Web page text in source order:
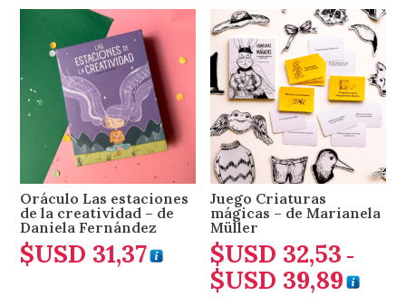
Oráculo Las estaciones
de la creatividad – de
Daniela Fernández
$USD 31,37
Juego Criaturas
mágicas – de Marianela
Müller
$USD 32,53 -
$USD 39,89Rango